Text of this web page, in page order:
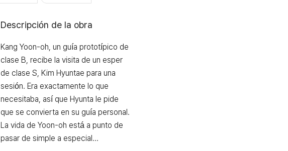
Descripción de la obra
Kang Yoon-oh, un guía prototípico de
clase B, recibe la visita de un esper
de clase S, Kim Hyuntae para una
sesión. Era exactamente lo que
necesitaba, así que Hyunta le pide
que se convierta en su guía personal.
La vida de Yoon-oh está a punto de
pasar de simple a especial...